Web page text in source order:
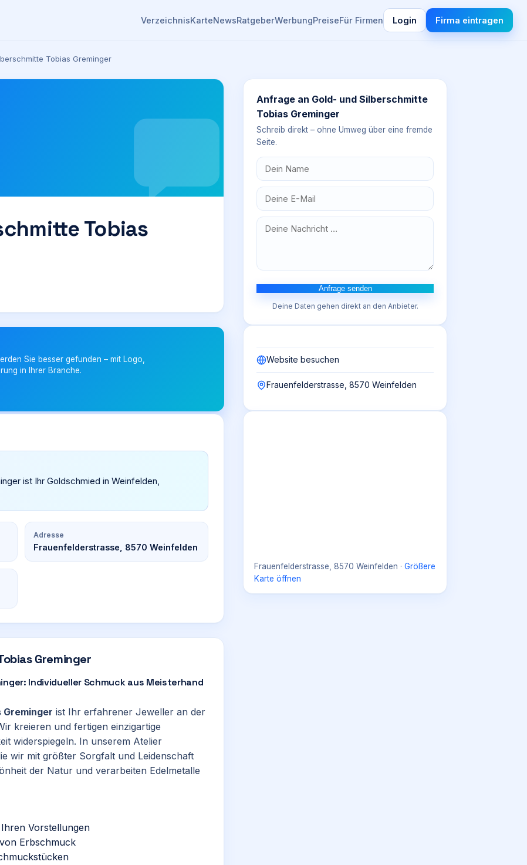
VerzeichnisKarteNewsRatgeberWerbungPreiseFür Firmen Login Firma eintragen
Tobias Greminger
Tobias
Sie besser gefunden – mit Logo,
in Ihrer Branche.
ist Ihr Goldschmied in Weinfelden,
Adresse
Frauenfelderstrasse, 8570 Weinfelden
Greminger
Individueller Schmuck aus Meisterhand
ist Ihr erfahrener Jeweller an der
kreieren und fertigen einzigartige
widerspiegeln. In unserem Atelier
wir mit größter Sorgfalt und Leidenschaft
der Natur und verarbeiten Edelmetalle
Vorstellungen
Erbschmuck
Anfrage an Gold- und Silberschmitte
Tobias Greminger
Schreib direkt – ohne Umweg über eine fremde
Seite.
Anfrage senden
Deine Daten gehen direkt an den Anbieter.
Website besuchen
Frauenfelderstrasse, 8570 Weinfelden
Frauenfelderstrasse, 8570 Weinfelden · Größere
Karte öffnen